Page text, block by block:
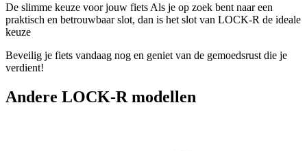
De slimme keuze voor jouw fiets Als je op zoek bent naar een
praktisch en betrouwbaar slot, dan is het slot van LOCK-R de ideale
keuze
Beveilig je fiets vandaag nog en geniet van de gemoedsrust die je
verdient!
Andere LOCK-R modellen